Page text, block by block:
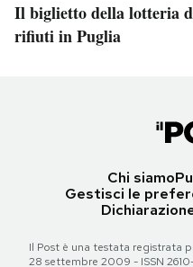
Il biglietto della lotteria
rifiuti in Puglia
Chi siamo
Gestisci le
Il Post è una testata registrata
28 settembre 2009 - ISSN